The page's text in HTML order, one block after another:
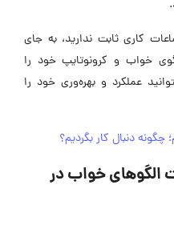
کاری ثابت ندارید، به جای
خواب و کرونوتایپ خود را
عملکرد و بهره‌وری خود را
دنبال کار بگردیم؟
الگوهای خواب در